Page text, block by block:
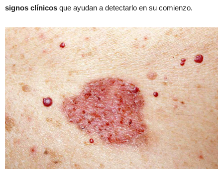
signos clínicos que ayudan a detectarlo en su comienzo.